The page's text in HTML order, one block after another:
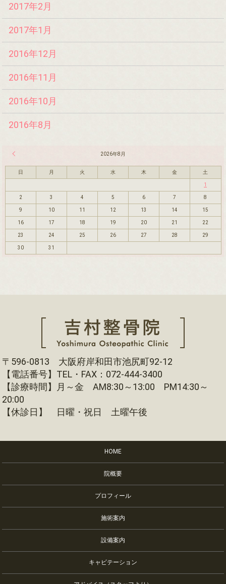
2017年2月
2017年1月
2016年12月
2016年11月
2016年10月
2016年8月
2026年8月
日 月 火 水 木 金 土
1
2 3 4 5 6 7 8
9 10 11 12 13 14 15
16 17 18 19 20 21 22
23 24 25 26 27 28 29
30 31
〒596-0813 大阪府岸和田市池尻町92-12
【電話番号】TEL・FAX：072-444-3400
【診療時間】月～金 AM8:30～13:00 PM14:30～
20:00
【休診日】 日曜・祝日 土曜午後
HOME
院概要
プロフィール
施術案内
設備案内
キャビテーション